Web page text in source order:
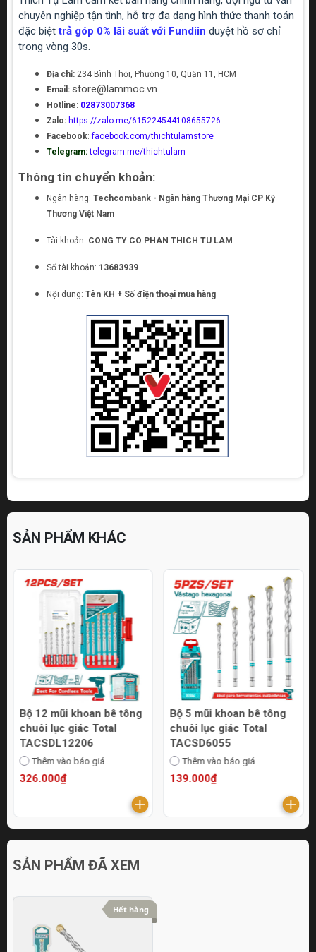
chuyên nghiệp tận tình, hỗ trợ đa dạng hình thức thanh toán
đặc biệttrả góp 0% lãi suất với Fundiin duyệt hồ sơ chỉ
trong vòng 30s.
Địa chỉ: 234 Bình Thới, Phường 10, Quận 11, HCM
Email: store@lammoc.vn
Hotline: 02873007368
Zalo: https://zalo.me/615224544108655726
Facebook:facebook.com/thichtulamstore
Telegram: telegram.me/thichtulam
Thông tin chuyển khoản:
Ngân hàng: Techcombank - Ngân hàng Thương Mại CP Kỹ
Thương Việt Nam
Tài khoản: CONG TY CO PHAN THICH TU LAM
Số tài khoản: 13683939
Nội dung: Tên KH + Số điện thoại mua hàng
SẢN PHẨM KHÁC
Bộ 12 mũi khoan bê tông
chuôi lục giác Total
TACSDL12206
Thêm vào báo giá
326.000₫
Bộ 5 mũi khoan bê tông
chuôi lục giác Total
TACSD6055
Thêm vào báo giá
139.000₫
SẢN PHẨM ĐÃ XEM
Hết hàng